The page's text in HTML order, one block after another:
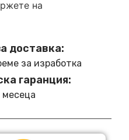
на
доставка:
за изработка
гаранция:
месеца